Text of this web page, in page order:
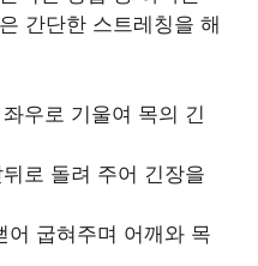
간단한 스트레칭을 해
우로 기울여 목의 긴
로 돌려 주어 긴장을
어 굽혀주며 어깨와 목